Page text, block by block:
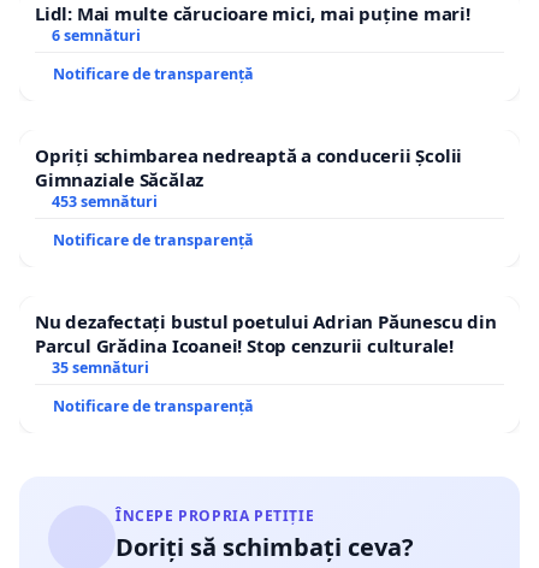
Lidl: Mai multe cărucioare mici, mai puține mari!
6 semnături
Notificare de transparență
Opriți schimbarea nedreaptă a conducerii Școlii
Gimnaziale Săcălaz
453 semnături
Notificare de transparență
Nu dezafectați bustul poetului Adrian Păunescu din
Parcul Grădina Icoanei! Stop cenzurii culturale!
35 semnături
Notificare de transparență
ÎNCEPE PROPRIA PETIȚIE
Doriți să schimbați ceva?